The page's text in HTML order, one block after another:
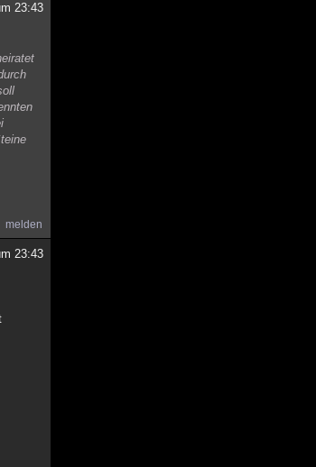
23:43
melden
23:43